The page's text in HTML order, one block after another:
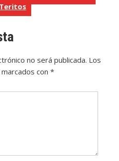
no será publicada. Los
con *